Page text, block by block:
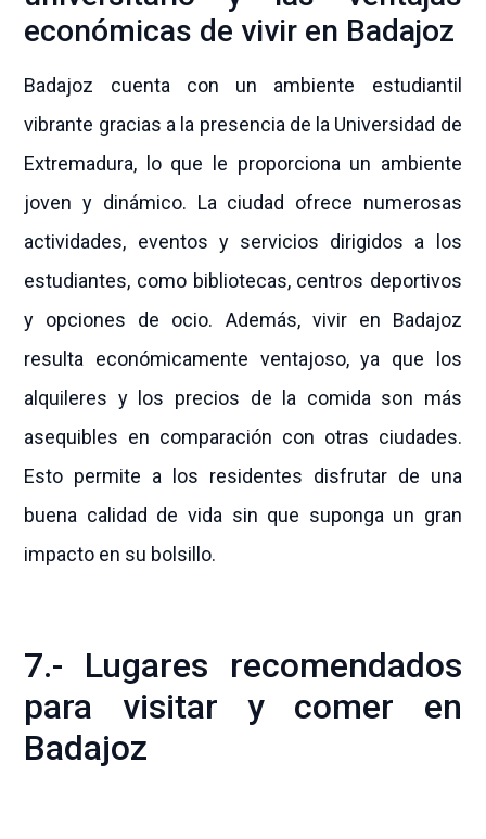
económicas de vivir en Badajoz
Badajoz cuenta con un ambiente estudiantil
vibrante gracias a la presencia de la Universidad de
Extremadura, lo que le proporciona un ambiente
joven y dinámico. La ciudad ofrece numerosas
actividades, eventos y servicios dirigidos a los
estudiantes, como bibliotecas, centros deportivos
y opciones de ocio. Además, vivir en Badajoz
resulta económicamente ventajoso, ya que los
alquileres y los precios de la comida son más
asequibles en comparación con otras ciudades.
Esto permite a los residentes disfrutar de una
buena calidad de vida sin que suponga un gran
impacto en su bolsillo.
7.- Lugares recomendados
para visitar y comer en
Badajoz